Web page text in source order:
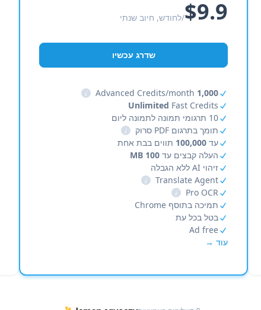
$9.9/לחודש, חיוב שנתי
שדרג עכשיו
1,000
i
Unlimited Fast Credits
10 תרגומי תמונה לתמונה ליום
תומך בתרגום PDF סרוק
i
עד100,000 תווים בבת אחת
העלה קבצים עד100 MB
זיהוי AI ללא הגבלה
Translate Agent
i
Pro OCR
i
תמיכה בתוסף Chrome
בטל בכל עת
Ad free
עוד →